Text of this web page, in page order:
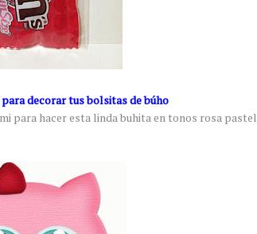
decorar tus bolsitas de búho
para hacer esta linda buhita en tonos rosa pastel